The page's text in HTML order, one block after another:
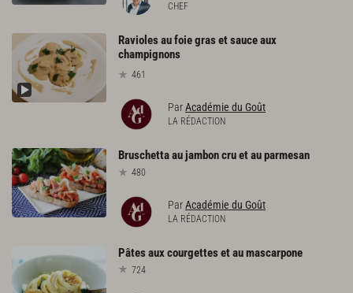
CHEF
Ravioles au foie gras et sauce aux
champignons
461
ParAcadémie du Goût
LA RÉDACTION
Bruschettaaujamboncruetauparmesan
480
ParAcadémie du Goût
LA RÉDACTION
Pâtesauxcourgettesetaumascarpone
724